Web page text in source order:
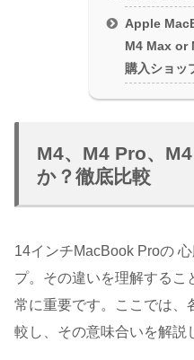
Apple
M4 Max or
購入ショッ
M4、M4 Pro、
か？徹底比較
14インチMacBook Proの
プ。その違いを理解するこ
常に重要です。ここでは、
較し、その意味合いを解説